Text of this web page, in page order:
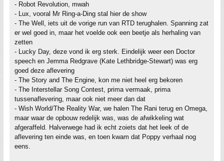
- Robot Revolution, mwah
- Lux, vooral Mr Ring-a-Ding stal hier de show
- The Well, iets uit de vorige run van RTD terughalen. Spanning zat
er wel goed in, maar het voelde ook een beetje als herhaling van
zetten
- Lucky Day, deze vond ik erg sterk. Eindelijk weer een Doctor
speech en Jemma Redgrave (Kate Lethbridge-Stewart) was erg
goed deze aflevering
- The Story and The Engine, kon me niet heel erg bekoren
- The Interstellar Song Contest, prima vermaak, prima
tussenaflevering, maar ook niet meer dan dat
- Wish World/The Reality War, we halen The Rani terug en Omega,
maar waar de opbouw redelijk was, was de afwikkeling wat
afgeraffeld. Halverwege had ik echt zoiets dat het leek of de
aflevering ten einde was, en toen kwam dat Poppy verhaal nog
eens.